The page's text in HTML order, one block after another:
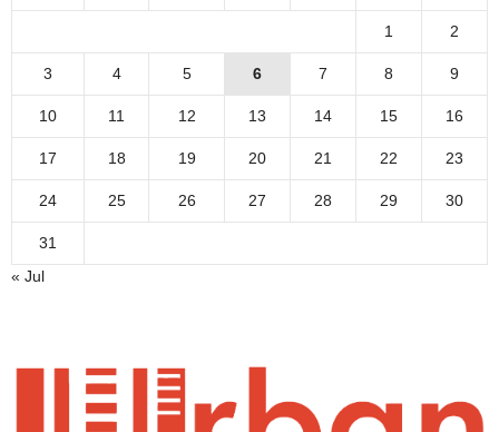
1 2
3 4 5 6 7 8 9
10 11 12 13 14 15 16
17 18 19 20 21 22 23
24 25 26 27 28 29 30
31
« Jul